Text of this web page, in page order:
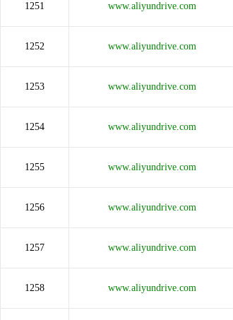
1251 www.aliyundrive.com
1252 www.aliyundrive.com
1253 www.aliyundrive.com
1254 www.aliyundrive.com
1255 www.aliyundrive.com
1256 www.aliyundrive.com
1257 www.aliyundrive.com
1258 www.aliyundrive.com